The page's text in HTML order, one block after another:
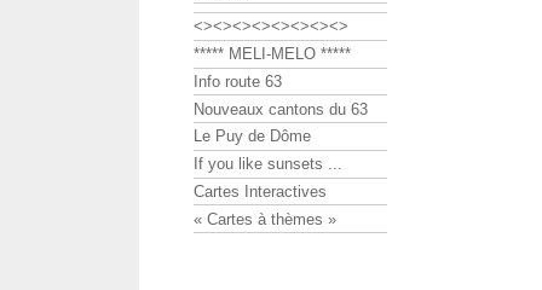
<><><><><><><><>
***** MELI-MELO *****
Info route 63
Nouveaux cantons du 63
Le Puy de Dôme
If you like sunsets ...
Cartes Interactives
« Cartes à thèmes »